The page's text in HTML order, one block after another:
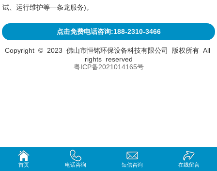
试、运行维护等一条龙服务)。
点击免费电话咨询:188-2310-3466
Copyright © 2023 佛山市恒铭环保设备科技有限公司 版权所有 All
rights reserved
粤ICP备2021014165号
首页 电话咨询 短信咨询 在线留言